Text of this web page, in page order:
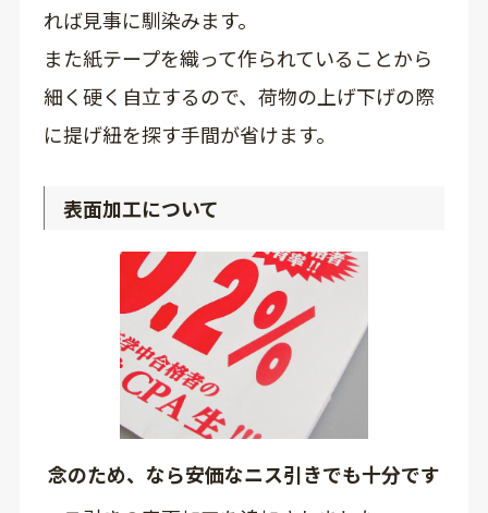
れば見事に馴染みます。
また紙テープを織って作られていることから
細く硬く自立するので、荷物の上げ下げの際
に提げ紐を探す手間が省けます。
表面加工について
念のため、なら安価なニス引きでも十分です